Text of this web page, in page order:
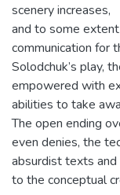
scenery increases,
and to some
communication for
Solodchuk’s play,
empowered with
abilities to take
The open ending
even denies, the
absurdist texts and
to the conceptual